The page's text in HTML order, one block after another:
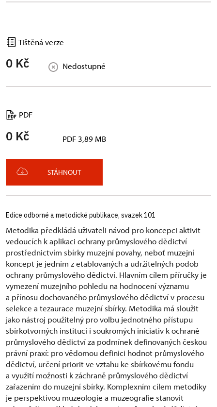
Tištěná verze
0 Kč Nedostupné
PDF
0 Kč PDF 3,89 MB
STÁHNOUT
Edice odborné a metodické publikace, svazek 101
Metodika předkládá uživateli návod pro koncepci aktivit
vedoucích k aplikaci ochrany průmyslového dědictví
prostřednictvím sbírky muzejní povahy, neboť muzejní
koncept je jedním z etablovaných a udržitelných podob
ochrany průmyslového dědictví. Hlavním cílem příručky je
vymezení muzejního pohledu na hodnocení významu
a přínosu dochovaného průmyslového dědictví v procesu
selekce a tezaurace muzejní sbírky. Metodika má sloužit
jako nástroj použitelný pro volbu jednotného přístupu
sbírkotvorných institucí i soukromých iniciativ k ochraně
průmyslového dědictví za podmínek definovaných českou
právní praxí: pro vědomou definici hodnot průmyslového
dědictví, určení priorit ve vztahu ke sbírkovému fondu
a využití možnosti k záchraně průmyslového dědictví
zařazením do muzejní sbírky. Komplexním cílem metodiky
je perspektivou muzeologie a muzeografie stanovit